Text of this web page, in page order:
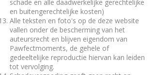
schade en alle daadwerkelijke gerechtelijke
en buitengerechtelijke kosten)
Alle teksten en foto's op de deze website
vallen onder de bescherming van het
auteursrecht en blijven eigendom van
Pawfectmoments, de gehele of
gedeeltelijke reproductie hiervan kan leiden
tot vervolging.